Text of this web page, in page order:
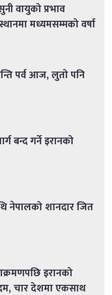
वायुको प्रभाव
मध्यमसम्मको वर्षा
पर्व आज, लुतो पनि
बन्द गर्ने इरानको
नेपालको शानदार जित
इरानको
चार देशमा एकसाथ